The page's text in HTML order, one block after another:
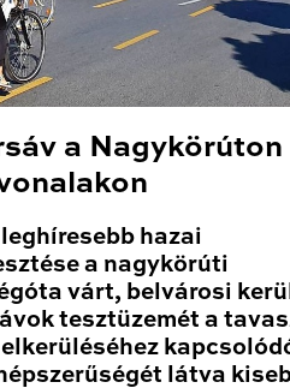
a Nagykörúton
hazai
a nagykörúti
várt, belvárosi
tesztüzemét a
látva